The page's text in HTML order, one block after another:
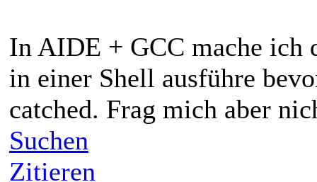
In AIDE + GCC mache ich
in einer Shell ausführe
catched. Frag mich aber
Suchen
Zitieren